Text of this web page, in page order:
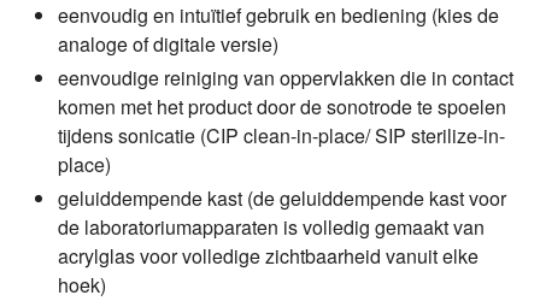
eenvoudig en intuïtief gebruik en bediening (kies de
analoge of digitale versie)
eenvoudige reiniging van oppervlakken die in contact
komen met het product door de sonotrode te spoelen
tijdens sonicatie (CIP clean-in-place/ SIP sterilize-in-
place)
geluiddempende kast (de geluiddempende kast voor
de laboratoriumapparaten is volledig gemaakt van
acrylglas voor volledige zichtbaarheid vanuit elke
hoek)